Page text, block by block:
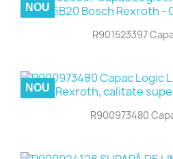
R901523397
NOU
R900973480
NOU